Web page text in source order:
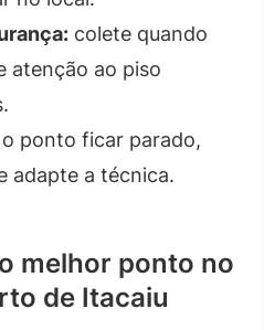
colete quando
atenção ao piso
o ponto ficar parado,
adapte a técnica.
melhor ponto no
de Itacaiu